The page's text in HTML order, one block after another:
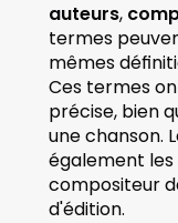
auteurs,
termes
mêmes
Ces termes
précise, bien
une chanson.
également les
compositeur
d'édition.